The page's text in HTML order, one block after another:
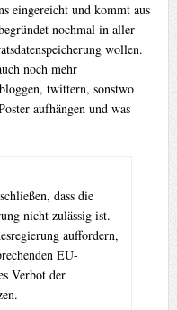
eingereicht und kommt aus
nochmal in aller
wollen.
noch mehr
twittern, sonstwo
aufhängen und was
dass die
nicht zulässig ist.
auffordern,
EU-
Verbot der